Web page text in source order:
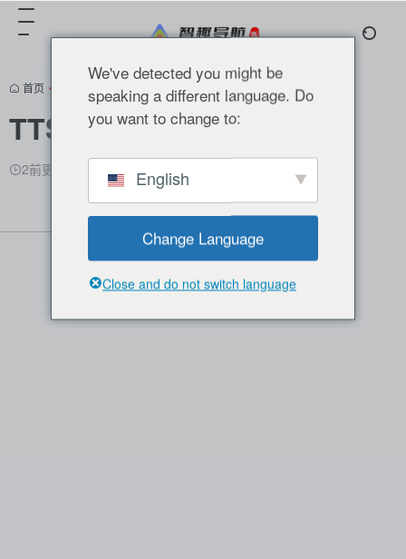
首页 • 正文
TTSMaker马克配音
2前更新 0
We've detected you might be
speaking a different language. Do
you want to change to:
English
Change Language
Close and do not switch language